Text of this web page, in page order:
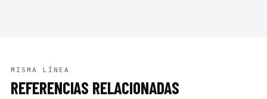
MISMA LÍNEA
REFERENCIAS RELACIONADAS